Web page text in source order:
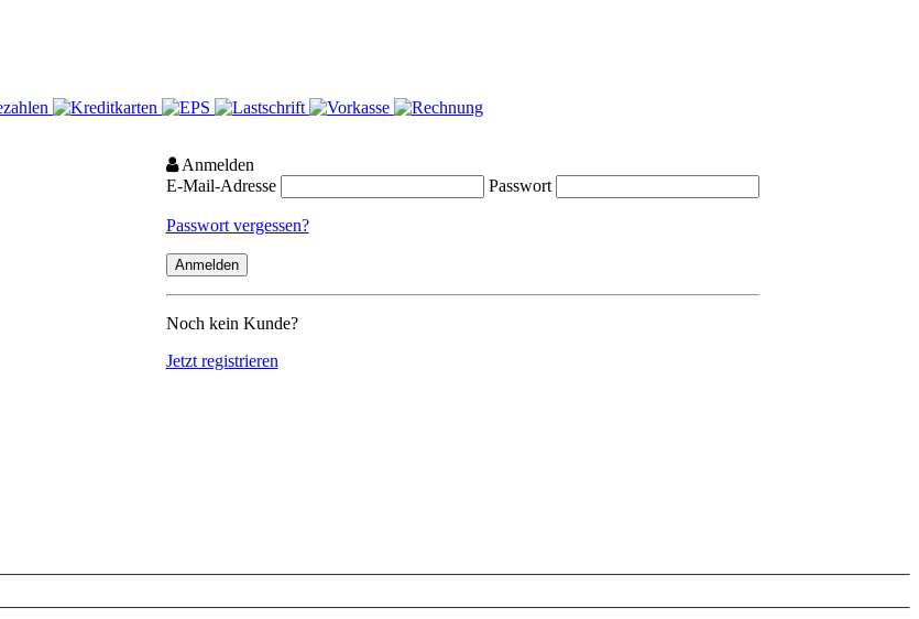
Anmelden
E-Mail-Adresse
Passwort
Passwort vergessen?
Noch kein Kunde?
Jetzt registrieren